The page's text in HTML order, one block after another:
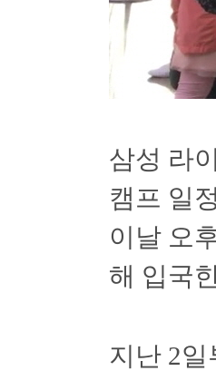
삼성 라
캠프 일
이날 오
해 입국
지난 2